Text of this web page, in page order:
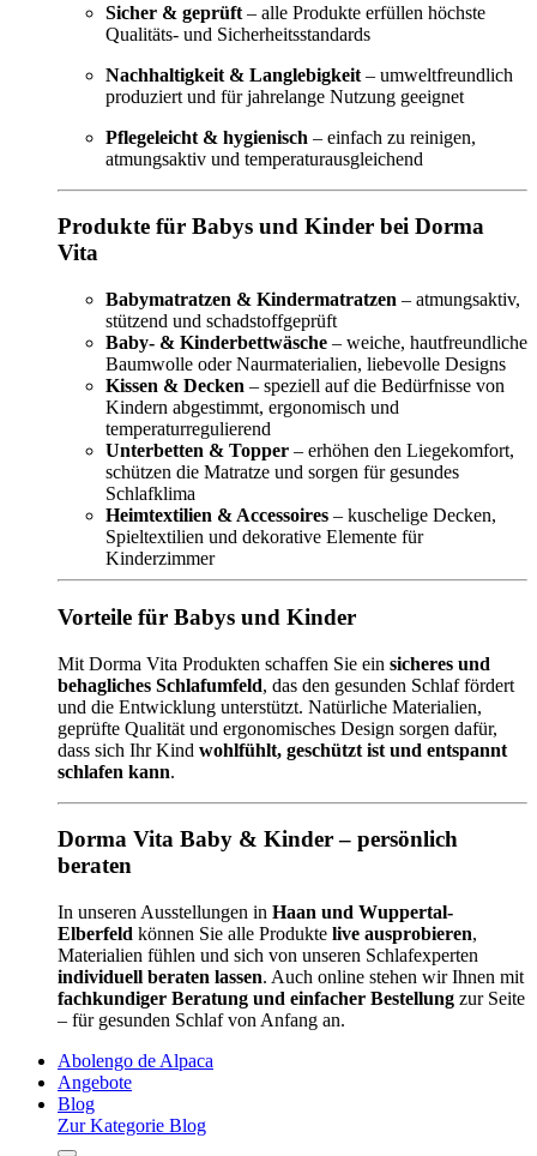
Sicher & geprüft – alle Produkte erfüllen höchste
Qualitäts- und Sicherheitsstandards
Nachhaltigkeit & Langlebigkeit – umweltfreundlich
produziert und für jahrelange Nutzung geeignet
Pflegeleicht & hygienisch – einfach zu reinigen,
atmungsaktiv und temperaturausgleichend
Produkte für Babys und Kinder bei Dorma
Vita
Babymatratzen & Kindermatratzen – atmungsaktiv,
stützend und schadstoffgeprüft
Baby- & Kinderbettwäsche – weiche, hautfreundliche
Baumwolle oder Naurmaterialien, liebevolle Designs
Kissen & Decken – speziell auf die Bedürfnisse von
Kindern abgestimmt, ergonomisch und
temperaturregulierend
Unterbetten & Topper – erhöhen den Liegekomfort,
schützen die Matratze und sorgen für gesundes
Schlafklima
Heimtextilien & Accessoires – kuschelige Decken,
Spieltextilien und dekorative Elemente für
Kinderzimmer
Vorteile für Babys und Kinder
Mit Dorma Vita Produkten schaffen Sie ein sicheres und
behagliches Schlafumfeld, das den gesunden Schlaf fördert
und die Entwicklung unterstützt. Natürliche Materialien,
geprüfte Qualität und ergonomisches Design sorgen dafür,
dass sich Ihr Kind wohlfühlt, geschützt ist und entspannt
schlafen kann.
Dorma Vita Baby & Kinder – persönlich
beraten
In unseren Ausstellungen in Haan und Wuppertal-
Elberfeld können Sie alle Produkte live ausprobieren,
Materialien fühlen und sich von unseren Schlafexperten
individuell beraten lassen. Auch online stehen wir Ihnen mit
fachkundiger Beratung und einfacher Bestellung zur Seite
– für gesunden Schlaf von Anfang an.
Abolengo de Alpaca
Angebote
Blog
Zur Kategorie Blog